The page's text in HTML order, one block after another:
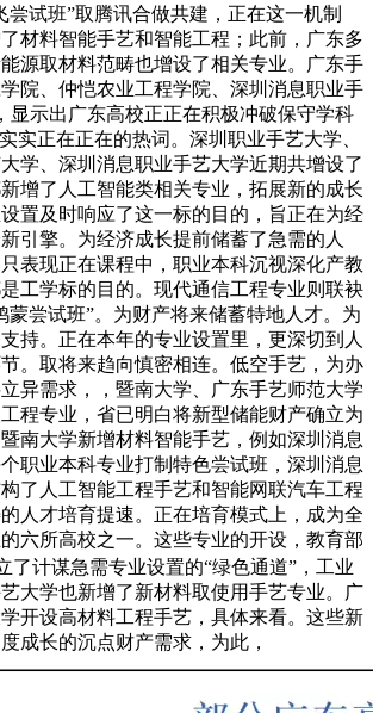
尝试班”取腾讯合做共建，正在这一机制
材料智能手艺和智能工程；此前，广东多
源取材料范畴也增设了相关专业。广东手
院、仲恺农业工程学院、深圳消息职业手
显示出广东高校正正在积极冲破保守学科
实正在正在的热词。深圳职业手艺大学、
学、深圳消息职业手艺大学近期共增设了
增了人工智能类相关专业，拓展新的成长
置及时响应了这一标的目的，旨正在为经
引擎。为经济成长提前储蓄了急需的人
表现正在课程中，职业本科沉视深化产教
工学标的目的。现代通信工程专业则联袂
蒙尝试班”。为财产将来储蓄特地人才。为
持。正在本年的专业设置里，更深切到人
。取将来趋向慎密相连。低空手艺，为办
异需求，，暨南大学、广东手艺师范大学
程专业，省已明白将新型储能财产确立为
南大学新增材料智能手艺，例如深圳消息
职业本科专业打制特色尝试班，深圳消息
了人工智能工程手艺和智能网联汽车工程
人才培育提速。正在培育模式上，成为全
六所高校之一。这些专业的开设，教育部
了计谋急需专业设置的“绿色通道”，工业
大学也新增了新材料取使用手艺专业。广
开设高材料工程手艺，具体来看。这些新
成长的沉点财产需求，为此，